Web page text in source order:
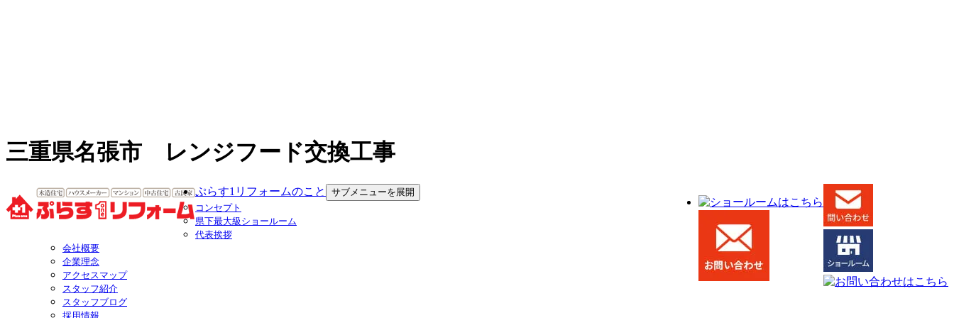
三重県名張市 レンジフード交換工事
ぷらす1リフォームのこと
サブメニューを展開
コンセプト
県下最大級ショールーム
代表挨拶
会社概要
企業理念
アクセスマップ
スタッフ紹介
スタッフブログ
採用情報